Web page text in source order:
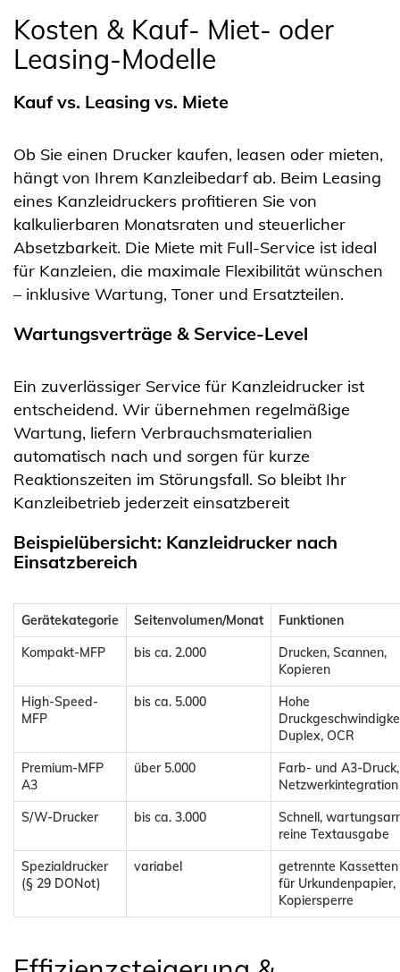
Kosten & Kauf- Miet- oder
Leasing-Modelle
Kauf vs. Leasing vs. Miete
Ob Sie einen Drucker kaufen, leasen oder mieten,
hängt von Ihrem Kanzleibedarf ab. Beim Leasing
eines Kanzleidruckers profitieren Sie von
kalkulierbaren Monatsraten und steuerlicher
Absetzbarkeit. Die Miete mit Full-Service ist ideal
für Kanzleien, die maximale Flexibilität wünschen
– inklusive Wartung, Toner und Ersatzteilen.
Wartungsverträge & Service-Level
Ein zuverlässiger Service für Kanzleidrucker ist
entscheidend. Wir übernehmen regelmäßige
Wartung, liefern Verbrauchsmaterialien
automatisch nach und sorgen für kurze
Reaktionszeiten im Störungsfall. So bleibt Ihr
Kanzleibetrieb jederzeit einsatzbereit
Beispielübersicht: Kanzleidrucker nach
Einsatzbereich
Gerätekategorie Seitenvolumen/Monat
Funktionen
Kompakt-MFP
bis ca. 2.000
Drucken, Scannen,
Kopieren
High-Speed-
MFP
bis ca. 5.000
Hohe
Duplex, OCR
Premium-MFP
A3
über 5.000
Farb- und A3-Druck,
Netzwerkintegration
S/W-Drucker
bis ca. 3.000
Schnell,
reine Textausgabe
Spezialdrucker
(§ 29 DONot)
variabel
getrennte Kassetten
für Urkundenpapier,
Kopiersperre